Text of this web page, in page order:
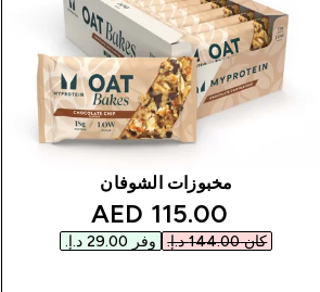
مخبوزات الشوفان
discounted price
115.00 AED‎
كان ‏144.00 د.إ.‏‎ وفر ‏29.00 د.إ.‏‎